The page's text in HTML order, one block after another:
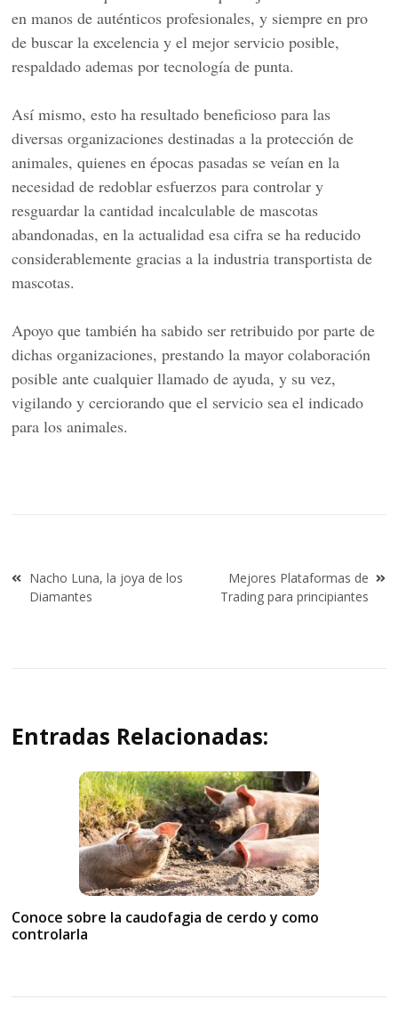
en manos de auténticos profesionales, y siempre en pro
de buscar la excelencia y el mejor servicio posible,
respaldado ademas por tecnología de punta.
Así mismo, esto ha resultado beneficioso para las
diversas organizaciones destinadas a la protección de
animales, quienes en épocas pasadas se veían en la
necesidad de redoblar esfuerzos para controlar y
resguardar la cantidad incalculable de mascotas
abandonadas, en la actualidad esa cifra se ha reducido
considerablemente gracias a la industria transportista de
mascotas.
Apoyo que también ha sabido ser retribuido por parte de
dichas organizaciones, prestando la mayor colaboración
posible ante cualquier llamado de ayuda, y su vez,
vigilando y cerciorando que el servicio sea el indicado
para los animales.
Navegación
de
Nacho Luna, la joya de los
Diamantes
Mejores Plataformas de
Trading para principiantes
Entradas Relacionadas:
Conoce sobre la caudofagia de cerdo y como
controlarla